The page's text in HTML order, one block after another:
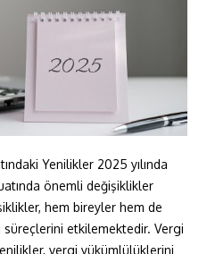
Yenilikler 2025 yılında
önemli değişiklikler
hem bireyler hem de
etkilemektedir. Vergi
vergi yükümlülüklerini